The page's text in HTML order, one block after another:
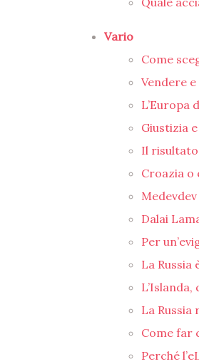
Vario
Come
Vendere
L’Europa
Giustizia
Il risultato
Croazia o
Dalai
Per
La
La
Come far
Perché